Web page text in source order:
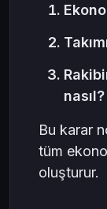
nasıl?
Bu karar
tüm
oluşturur.